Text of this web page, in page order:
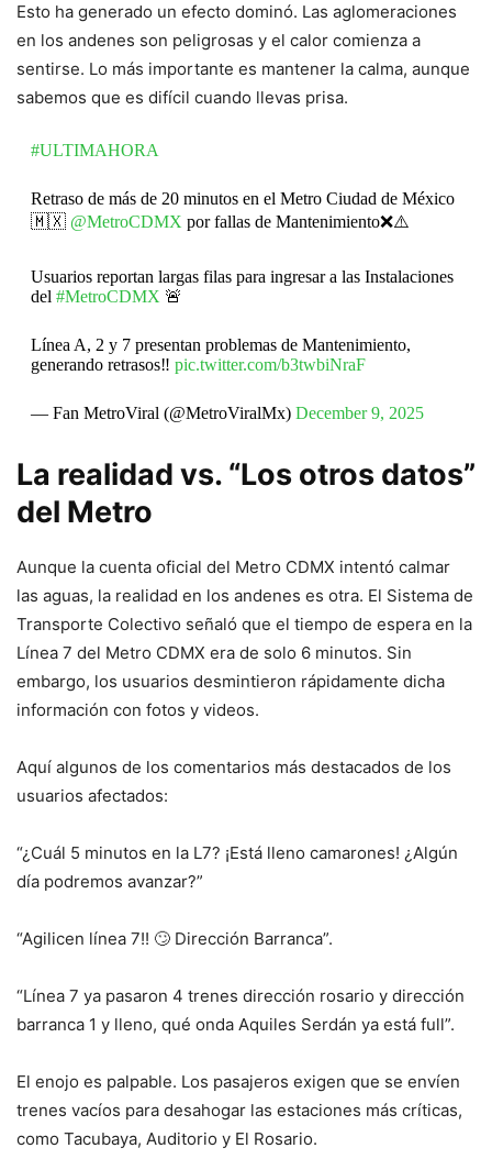
Esto ha generado un efecto dominó. Las aglomeraciones
en los andenes son peligrosas y el calor comienza a
sentirse. Lo más importante es mantener la calma, aunque
sabemos que es difícil cuando llevas prisa.
#ULTIMAHORA
Retraso de más de 20 minutos en el Metro Ciudad de México
🇲🇽 @MetroCDMX por fallas de Mantenimiento❌⚠️
Usuarios reportan largas filas para ingresar a las Instalaciones
del #MetroCDMX 🚨
Línea A, 2 y 7 presentan problemas de Mantenimiento,
generando retrasos‼️ pic.twitter.com/b3twbiNraF
— Fan MetroViral (@MetroViralMx) December 9, 2025
La realidad vs. “Los otros datos”
del Metro
Aunque la cuenta oficial del Metro CDMX intentó calmar
las aguas, la realidad en los andenes es otra. El Sistema de
Transporte Colectivo señaló que el tiempo de espera en la
Línea 7 del Metro CDMX era de solo 6 minutos. Sin
embargo, los usuarios desmintieron rápidamente dicha
información con fotos y videos.
Aquí algunos de los comentarios más destacados de los
usuarios afectados:
“¿Cuál 5 minutos en la L7? ¡Está lleno camarones! ¿Algún
día podremos avanzar?”
“Agilicen línea 7!! 🙄 Dirección Barranca”.
“Línea 7 ya pasaron 4 trenes dirección rosario y dirección
barranca 1 y lleno, qué onda Aquiles Serdán ya está full”.
El enojo es palpable. Los pasajeros exigen que se envíen
trenes vacíos para desahogar las estaciones más críticas,
como Tacubaya, Auditorio y El Rosario.